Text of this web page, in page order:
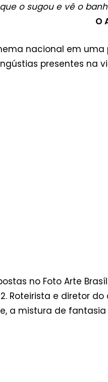
o sugou e vê o
O
nacional em uma
presentes na
no Foto Arte
Roteirista e diretor do
a mistura de